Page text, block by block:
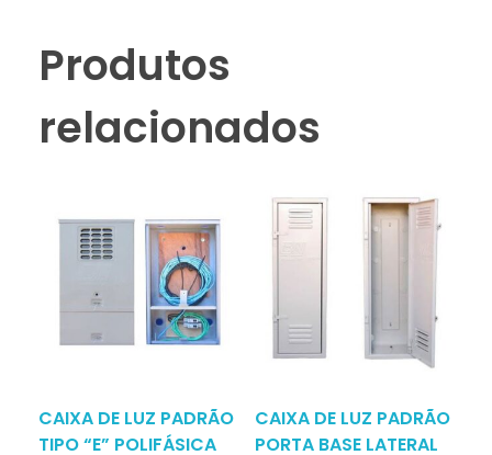
Produtos
relacionados
CAIXA DE LUZ PADRÃO
TIPO “E” POLIFÁSICA
CAIXA DE LUZ PADRÃO
PORTA BASE LATERAL